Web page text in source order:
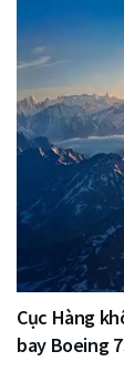
Cục Hàng
bay Boeing